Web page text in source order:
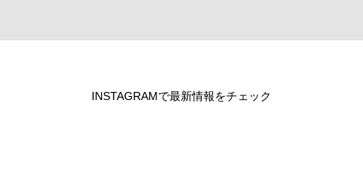
INSTAGRAMで最新情報をチェック